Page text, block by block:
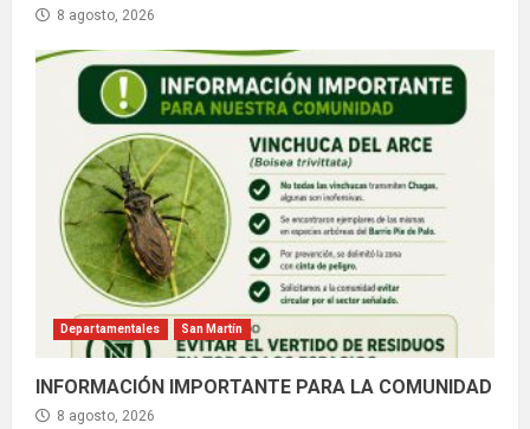
8 agosto, 2026
Departamentales San Martín
INFORMACIÓN IMPORTANTE PARA LA COMUNIDAD
8 agosto, 2026